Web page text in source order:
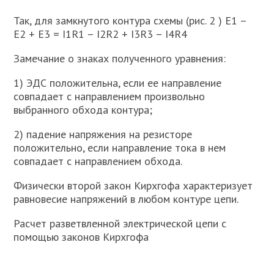
Так, для замкнутого контура схемы (рис. 2 ) Е1 –
Е2 + Е3 = I1R1 – I2R2 + I3R3 – I4R4
Замечание о знаках полученного уравнения:
1) ЭДС положительна, если ее направление
совпадает с направлением произвольно
выбранного обхода контура;
2) падение напряжения на резисторе
положительно, если направление тока в нем
совпадает с направлением обхода.
Физически второй закон Кирхгофа характеризует
равновесие напряжений в любом контуре цепи.
Расчет разветвленной электрической цепи с
помощью законов Кирхгофа